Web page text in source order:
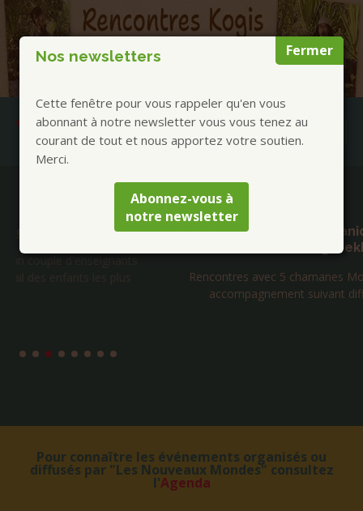
Fermer
Nos newsletters
Cette fenêtre pour vous rappeler qu'en vous
abonnant à notre newsletter vous vous tenez au
courant de tout et nous apportez votre soutien.
Merci.
Abonnez-vous à
notre newsletter
Publications à la Une !
Séjours Mongolie chamanique été 2026 avec
Rencontres avec 5 chamanes Mongols. Cérémonies et
accompagnement suivant différentes pratiques
Pour connaître les événements organisés ou
diffusés par "Les Nouveaux Mondes" consultez
l'Agenda